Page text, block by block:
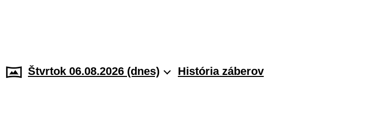
Štvrtok 06.08.2026 (dnes) História záberov